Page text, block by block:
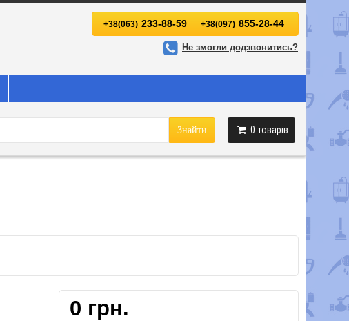
+38(063) 233-88-59 +38(097) 855-28-44
Не змогли додзвонитись?
0 товарів
Знайти
0 грн.